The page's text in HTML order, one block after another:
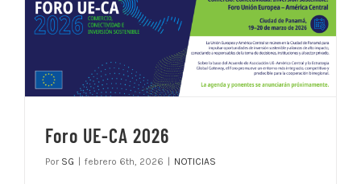
Foro UE-CA 2026
Por SG | febrero 6th, 2026 | NOTICIAS